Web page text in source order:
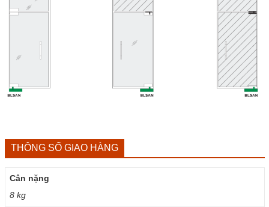
THÔNG SỐ GIAO HÀNG
Cân nặng
8 kg